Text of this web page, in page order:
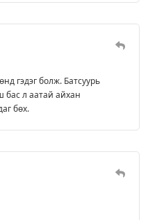
гэдэг болж. Батсуурь
бас л аатай айхан
бөх.